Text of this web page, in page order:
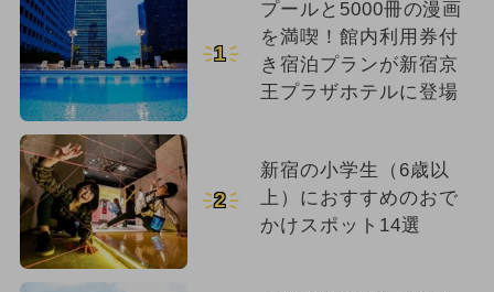
1
プールと5000冊の漫画
を満喫！館内利用券付
き宿泊プランが新宿京
王プラザホテルに登場
2
新宿の小学生（6歳以
上）におすすめのおで
かけスポット14選